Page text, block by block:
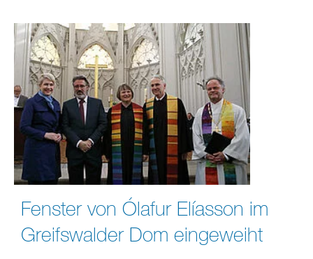
Fenster von Ólafur Elíasson im
Greifswalder Dom eingeweiht